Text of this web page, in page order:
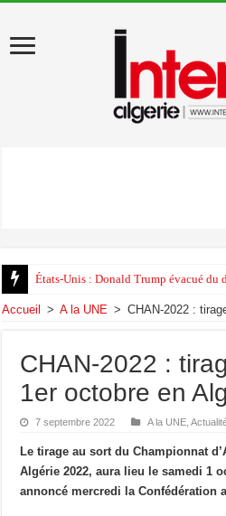
États-Unis : Donald Trump évacué du
Accueil > A la UNE > CHAN-2022 :
CHAN-2022 :
1er octobre en
7 septembre 2022 A la UNE ,
Le tirage au sort du Championnat
Algérie 2022, aura lieu le samedi 1
annoncé mercredi la Confédération